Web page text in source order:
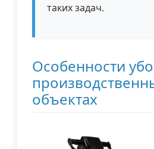
таких задач.
Особенности
объектах